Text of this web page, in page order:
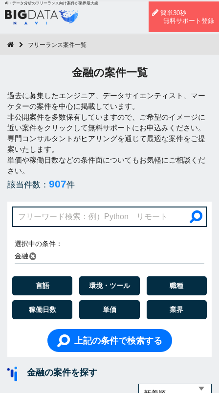
AI・データ分析のフリーランス向け案件が業界最大級
簡単30秒
無料サポート登録
フリーランス案件一覧
金融の案件一覧
過去に募集したエンジニア、データサイエンティスト、マー
ケターの案件を中心に掲載しています。
非公開案件を多数保有していますので、ご希望のイメージに
近い案件をクリックして無料サポートにお申込みください。
専門コンサルタントがヒアリングを通じて最適な案件をご提
案いたします。
単価や稼働日数などの条件面についてもお気軽にご相談くだ
さい。
該当件数： 907件
選択中の条件：
金融
言語 環境・ツール 職種
稼働日数 単価 業界
上記の条件で検索する
金融の案件を探す